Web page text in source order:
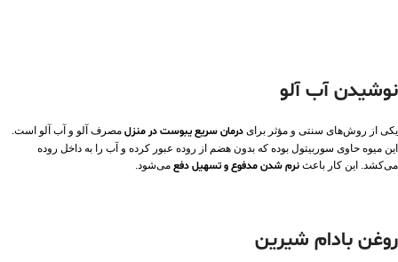
نوشیدن آب آلو
یکی از روش‌های سنتی و مؤثر برای درمان سریع یبوست در منزل مصرف آلو و آب آلو است.
این میوه حاوی سوربیتول بوده که بدون هضم از روده عبور کرده و آب را به داخل روده
می‌کشد. این کار باعث نرم‌ شدن مدفوع و تسهیل دفع می‌شود.
روغن بادام شیرین